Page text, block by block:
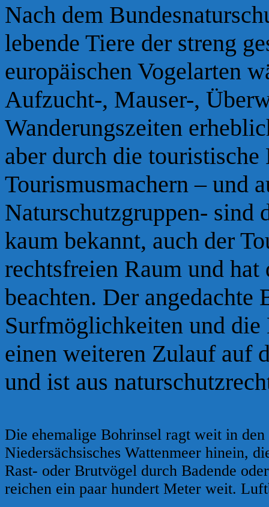
Nach dem
lebende Tiere der streng
europäischen Vogelarten
Aufzucht-, Mauser-,
Wanderungszeiten
aber durch die
Tourismusmachern –und
Naturschutzgruppen- sind
kaum bekannt, auch der
rechtsfreien Raum und
beachten. Der angedachte
Surfmöglichkeiten und
einen weiteren Zulauf auf
und ist aus
Die ehemalige Bohrinsel ragt weit in
Niedersächsisches Wattenmeer hinein,
Rast- oder Brutvögel durch Badende
reichen ein paar hundert Meter weit.